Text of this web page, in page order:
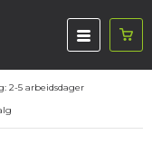
2-5 arbeidsdager